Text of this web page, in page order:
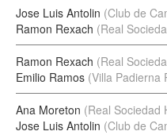
Jose Luis Antolin (Club de
Ramon Rexach (Real
Ramon Rexach (Real
Emilio Ramos (Villa Padierna
Ana Moreton (Real Sociedad
Jose Luis Antolin (Club de